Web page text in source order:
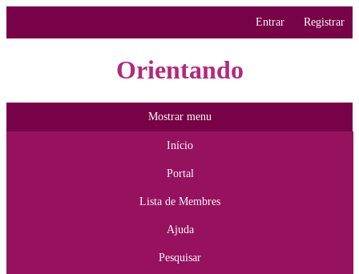
Entrar Registrar
Orientando
Mostrar menu
Início
Portal
Lista de Membres
Ajuda
Pesquisar